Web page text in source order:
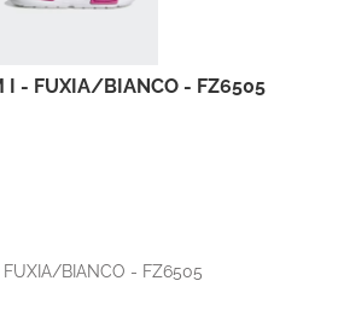
I - FUXIA/BIANCO - FZ6505
FUXIA/BIANCO - FZ6505